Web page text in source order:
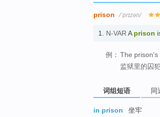
prison /ˈprɪzən/
1. N-VAR A prison
例： The prison's
监狱里的囚
词组短语 同
in prison
坐牢